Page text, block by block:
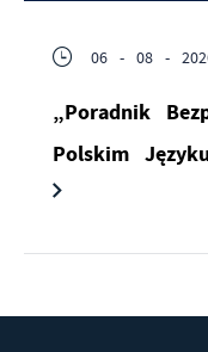
06 - 08 -
„Poradnik
Polskim